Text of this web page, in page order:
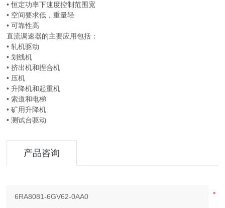
• 恒定功率下速度控制范围宽
• 空间要求低，重量轻
• 可靠性高
直流调速器的主要应用包括：
• 轧机驱动
• 划线机
• 挤出机和捏合机
• 压机
• 升降机和起重机
• 索道和电梯
• 矿用升降机
• 测试台驱动
产品咨询